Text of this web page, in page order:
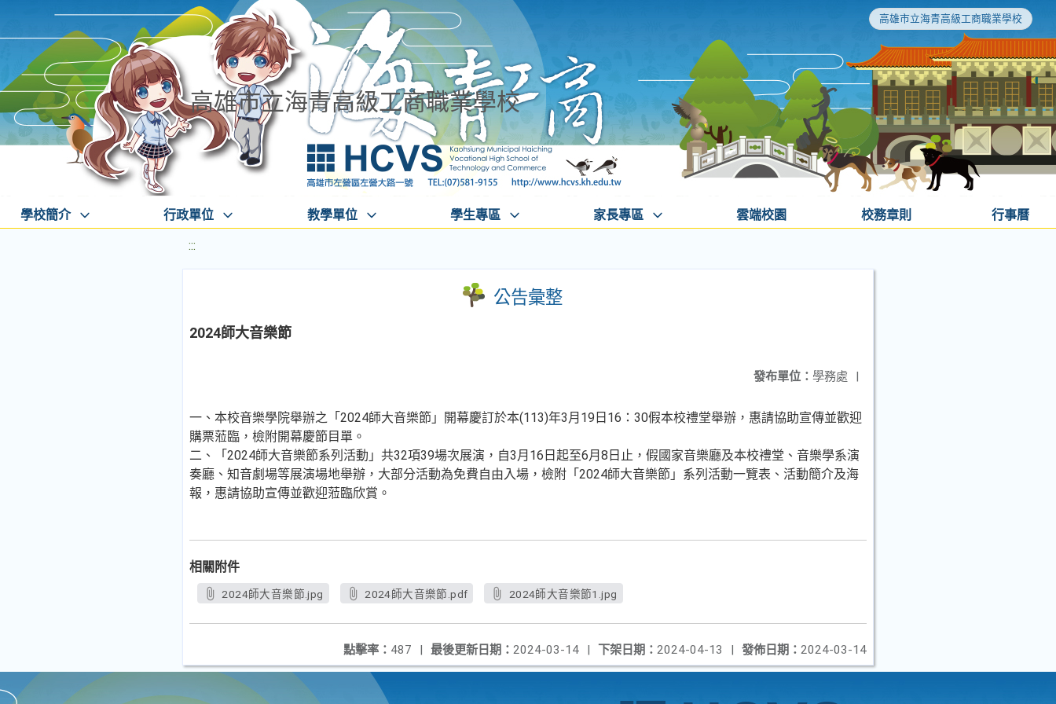
高雄市立海青高級工商職業學校
高雄市立海青高級工商職業學校
學校簡介 行政單位 教學單位 學生專區 家長專區 雲端校園 校務章則 行事曆
:::
公告彙整
2024師大音樂節
發布單位： 學務處 |
一、本校音樂學院舉辦之「2024師大音樂節」開幕慶訂於本(113)年3月19日16：30假本校禮堂舉辦，惠請協助宣傳並歡迎
購票蒞臨，檢附開幕慶節目單。
二、「2024師大音樂節系列活動」共32項39場次展演，自3月16日起至6月8日止，假國家音樂廳及本校禮堂、音樂學系演
奏廳、知音劇場等展演場地舉辦，大部分活動為免費自由入場，檢附「2024師大音樂節」系列活動一覽表、活動簡介及海
報，惠請協助宣傳並歡迎蒞臨欣賞。
相關附件
2024師大音樂節.jpg 2024師大音樂節.pdf 2024師大音樂節1.jpg
發佈日期： 2024-03-14
下架日期： 2024-04-13 |
最後更新日期： 2024-03-14 |
點擊率： 487 |